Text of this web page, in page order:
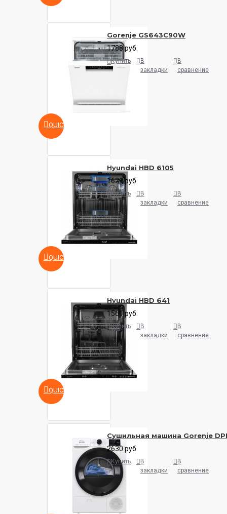
QUICKVIEW
Gorenje GS643C90W
1788 руб.
Купить
В
закладки
В
сравнение
QUICKVIEW
Hyundai HBD 6105
1629 руб.
Купить
В
закладки
В
сравнение
QUICKVIEW
Hyundai HBD 641
1561 руб.
Купить
В
закладки
В
сравнение
Сушильная машина Gorenje
2630 руб.
Купить
В
закладки
В
сравнение